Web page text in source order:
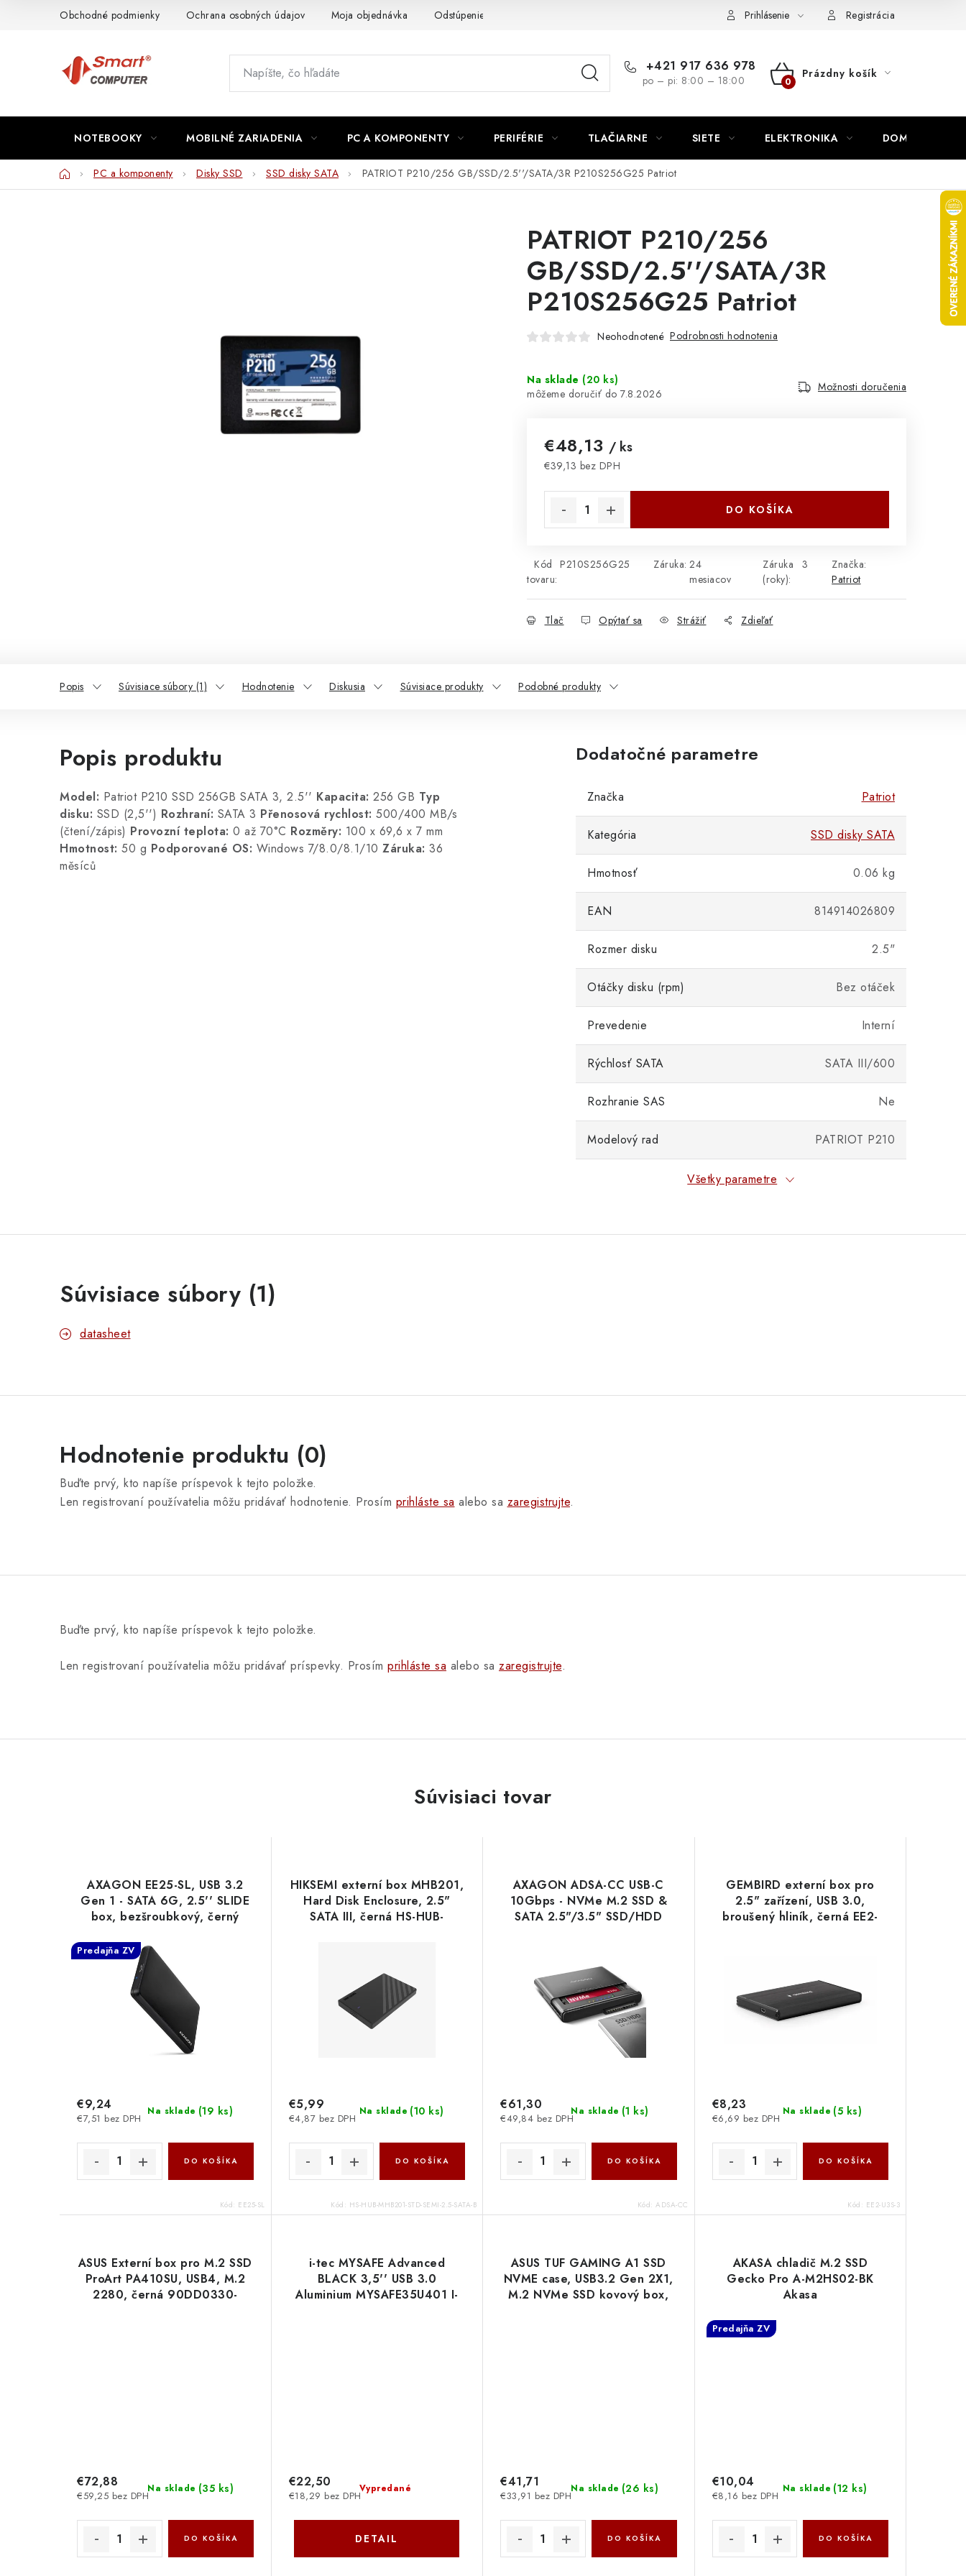
Obchodné podmienky Ochrana osobných údajov Moja objednávka Odstúpenie od zmluvy Napíšte námPrihlásenie Registrácia
+421 917 636 978
po – pi: 8:00 – 18:00
NÁKUPNÝ
Prázdny košík
NOTEBOOKY MOBILNÉ ZARIADENIA PC A KOMPONENTY PERIFÉRIE TLAČIARNE SIETE ELEKTRONIKA DOMÁCNOSŤ
DomovPC a komponenty Disky SSD SSD disky SATA PATRIOT P210/256 GB/SSD/2.5''/SATA/3R P210S256G25 Patriot
PATRIOT P210/256
GB/SSD/2.5''/SATA/3R
P210S256G25 Patriot
Neohodnotené Podrobnosti hodnotenia
Na sklade (20 ks)
7.8.2026
Možnosti doručenia
€48,13 / ks
€39,13 bez DPH
DO KOŠÍKA
Kód
tovaru:
P210S256G25 Záruka: 24
mesiacov
Záruka
(roky):
3
Značka:
Patriot
Tlač Opýtať sa Strážiť Zdieľať
Popis Súvisiace súbory (1) Hodnotenie Diskusia Súvisiace produkty Podobné produkty
Popis produktu
Model: Patriot P210 SSD 256GB SATA 3, 2.5'' Kapacita: 256 GB Typ
disku: SSD (2,5'') Rozhraní: SATA 3 Přenosová rychlost: 500/400 MB/s
(čtení/zápis) Provozní teplota: 0 až 70°C Rozměry: 100 x 69,6 x 7 mm
Hmotnost: 50 g Podporované OS: Windows 7/8.0/8.1/10 Záruka: 36
měsíců
Dodatočné parametre
Značka Patriot
Kategória SSD disky SATA
Hmotnosť 0.06 kg
EAN 814914026809
Rozmer disku 2.5"
Otáčky disku (rpm) Bez otáček
Prevedenie Interní
Rýchlosť SATA SATA III/600
Rozhranie SAS Ne
Modelový rad PATRIOT P210
Všetky parametre
Súvisiace súbory (1)
datasheet
Hodnotenie produktu (0)
Buďte prvý, kto napíše príspevok k tejto položke.
Len registrovaní používatelia môžu pridávať hodnotenie. Prosím prihláste sa alebo sa zaregistrujte.
Buďte prvý, kto napíše príspevok k tejto položke.
Len registrovaní používatelia môžu pridávať príspevky. Prosím prihláste sa alebo sa zaregistrujte.
Súvisiaci tovar
AXAGON EE25-SL, USB 3.2
Gen 1 - SATA 6G, 2.5'' SLIDE
box, bezšroubkový, černý
Predajňa ZV
Na sklade (19 ks)
€7,51 bez DPH
€9,24
DO KOŠÍKA
Kód: EE25-SL
HIKSEMI externí box MHB201,
Hard Disk Enclosure, 2.5"
SATA III, černá HS-HUB-
Na sklade (10 ks)
€4,87 bez DPH
€5,99
DO KOŠÍKA
Kód: HS-HUB-MHB201-STD-SEMI-2.5-SATA-B
AXAGON ADSA-CC USB-C
10Gbps - NVMe M.2 SSD &
SATA 2.5"/3.5" SSD/HDD
Na sklade (1 ks)
€49,84 bez DPH
€61,30
DO KOŠÍKA
Kód: ADSA-CC
GEMBIRD externí box pro
2.5" zařízení, USB 3.0,
broušený hliník, černá EE2-
Na sklade (5 ks)
€6,69 bez DPH
€8,23
DO KOŠÍKA
Kód: EE2-U3S-3
ASUS Externí box pro M.2 SSD
ProArt PA410SU, USB4, M.2
2280, černá 90DD0330-
Na sklade (35 ks)
€59,25 bez DPH
€72,88
DO KOŠÍKA
i-tec MYSAFE Advanced
BLACK 3,5'' USB 3.0
Aluminium MYSAFE35U401 I-
Vypredané
€18,29 bez DPH
€22,50
DETAIL
ASUS TUF GAMING A1 SSD
NVME case, USB3.2 Gen 2X1,
M.2 NVMe SSD kovový box,
Na sklade (26 ks)
€33,91 bez DPH
€41,71
DO KOŠÍKA
AKASA chladič M.2 SSD
Gecko Pro A-M2HS02-BK
Akasa
Predajňa ZV
Na sklade (12 ks)
€8,16 bez DPH
€10,04
DO KOŠÍKA